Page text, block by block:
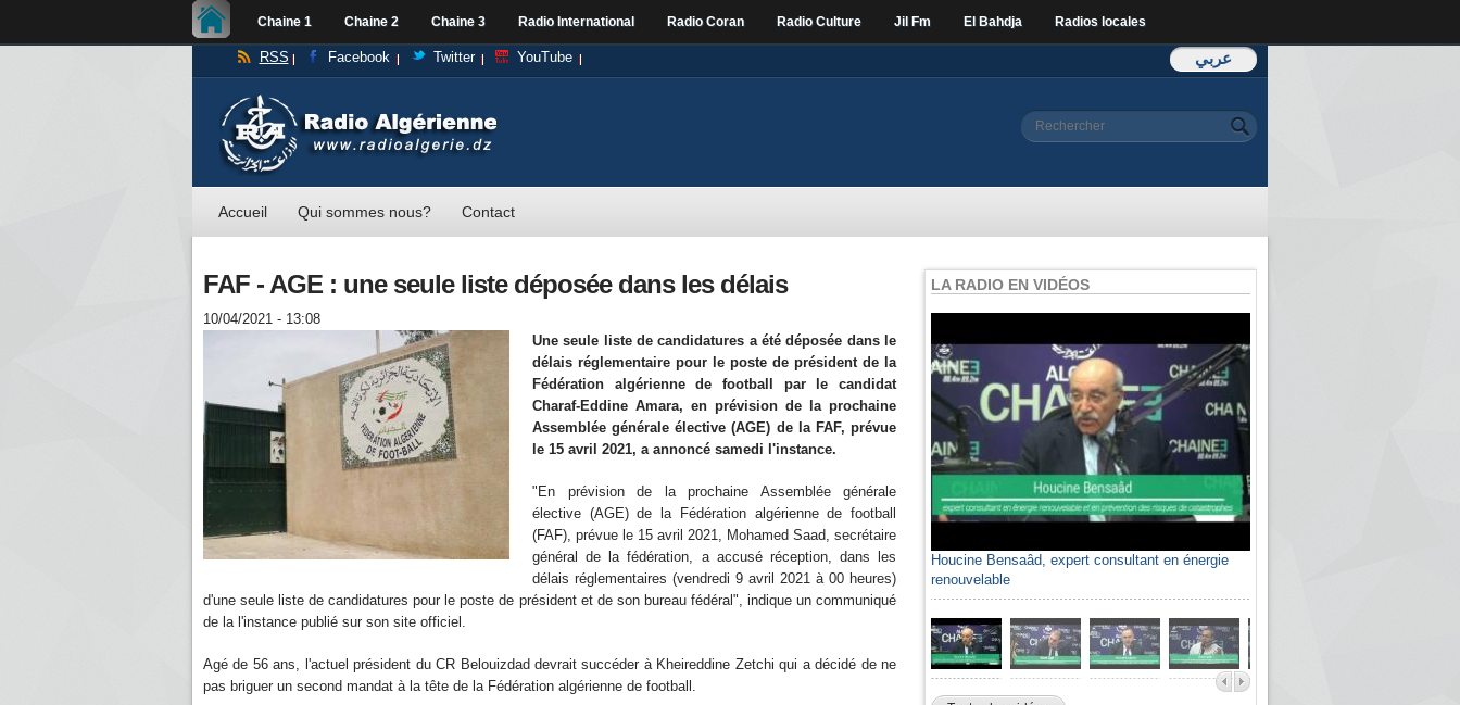
Chaine 1 Chaine 2 Chaine 3 Radio International Radio Coran Radio Culture Jil Fm El Bahdja Radios locales
عربي RSS Facebook Twitter YouTube
Formulaire de
Rechercher
Accueil Qui sommes nous? Contact
FAF - AGE : une seule liste déposée dans les délais
10/04/2021 - 13:08
Une seule liste de candidatures a été déposée dans le
délais réglementaire pour le poste de président de la
Fédération algérienne de football par le candidat
Charaf-Eddine Amara, en prévision de la prochaine
Assemblée générale élective (AGE) de la FAF, prévue
le 15 avril 2021, a annoncé samedi l'instance.
"En prévision de la prochaine Assemblée générale
élective (AGE) de la Fédération algérienne de football
(FAF), prévue le 15 avril 2021, Mohamed Saad, secrétaire
général de la fédération, a accusé réception, dans les
délais réglementaires (vendredi 9 avril 2021 à 00 heures)
d'une seule liste de candidatures pour le poste de président et de son bureau fédéral", indique un communiqué
de la l'instance publié sur son site officiel.
Agé de 56 ans, l'actuel président du CR Belouizdad devrait succéder à Kheireddine Zetchi qui a décidé de ne
pas briguer un second mandat à la tête de la Fédération algérienne de football.
LA RADIO EN VIDÉOS
Houcine Bensaâd, expert consultant en énergie
renouvelable